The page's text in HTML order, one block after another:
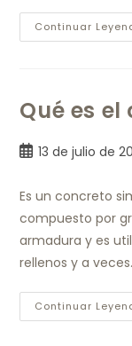
Continuar
Qué es
13 de julio de
Es un concreto
compuesto por
armadura y es
rellenos y a
Continuar